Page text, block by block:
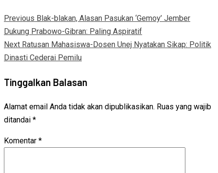
Previous Blak-blakan, Alasan Pasukan ‘Gemoy’ Jember
Dukung Prabowo-Gibran: Paling Aspiratif
Next Ratusan Mahasiswa-Dosen Unej Nyatakan Sikap: Politik
Dinasti Cederai Pemilu
Tinggalkan Balasan
Alamat email Anda tidak akan dipublikasikan. Ruas yang wajib
ditandai *
Komentar *